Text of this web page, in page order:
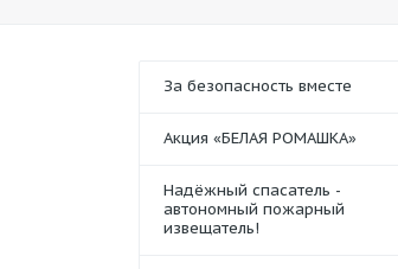
За безопасность вместе
Акция «БЕЛАЯ РОМАШКА»
Надёжный спасатель -
автономный пожарный
извещатель!